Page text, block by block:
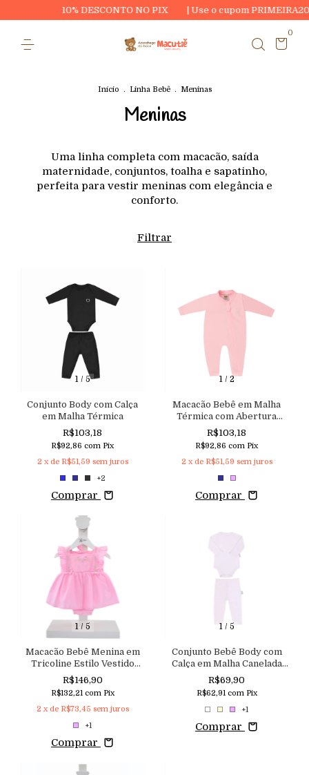
10% DESCONTO NO PIX | Use o cupom PRIMEIRA20 e ganhe
0
Início . Linha Bebê . Meninas
Meninas
Uma linha completa com macacão, saída
maternidade, conjuntos, toalha e sapatinho,
perfeita para vestir meninas com elegância e
conforto.
Filtrar
1/ 5
Conjunto Body com Calça
em Malha Térmica
R$103,18
R$92,86 com Pix
2 x de R$51,59 sem juros
+2
Comprar
1/ 2
Macacão Bebê em Malha
Térmica com Abertura
Frontal de Zíper
R$103,18
R$92,86 com Pix
2 x de R$51,59 sem juros
Comprar
1/ 5
Macacão Bebê Menina em
Tricoline Estilo Vestido
com Abertura nas Costas
Aconchego
R$146,90
R$132,21 com Pix
2 x de R$73,45 sem juros
+1
Comprar
1/ 5
Conjunto Bebê Body com
Calça em Malha Canelada
100% Algodão Aconchego
R$69,90
R$62,91 com Pix
+1
Comprar